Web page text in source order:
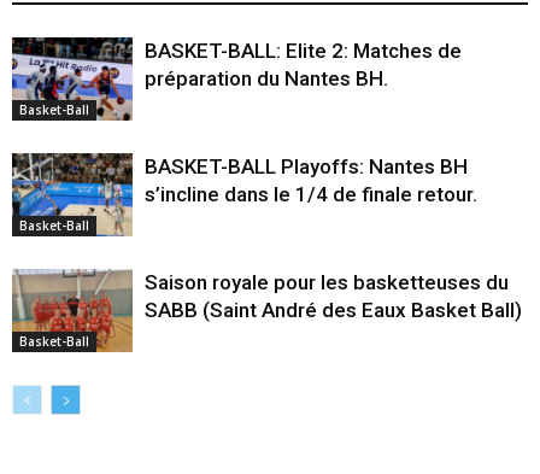
Basket-Ball
BASKET-BALL: Elite 2: Matches de
préparation du Nantes BH.
Basket-Ball
BASKET-BALL Playoffs: Nantes BH
s’incline dans le 1/4 de finale retour.
Basket-Ball
Saison royale pour les basketteuses du
SABB (Saint André des Eaux Basket Ball)